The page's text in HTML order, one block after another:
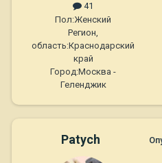
41
Пол:Женский
Регион,
область:Краснодарский
край
Город:Москва -
Геленджик
Patych